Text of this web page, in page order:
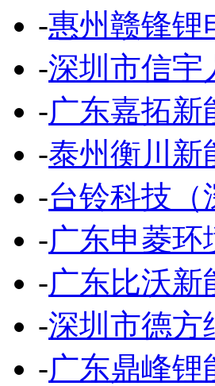
-惠州赣锋锂
-深圳市信宇
-广东嘉拓新
-泰州衡川新
-台铃科技（
-广东申菱
-广东比沃新
-深圳市德方
-广东鼎峰锂